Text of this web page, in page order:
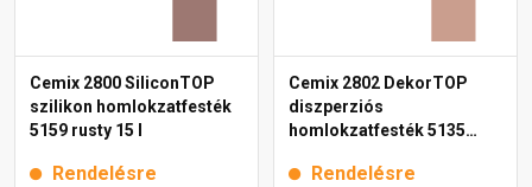
Cemix 2800 SiliconTOP
szilikon homlokzatfesték
5159 rusty 15 l
Rendelésre
Cemix 2802 DekorTOP
diszperziós
homlokzatfesték 5135
Rendelésre